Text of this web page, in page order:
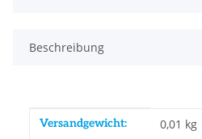
Beschreibung
Produkteigenschaft
Wert
Versandgewicht: 0,01 kg